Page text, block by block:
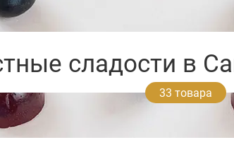
сладости в
33 товара